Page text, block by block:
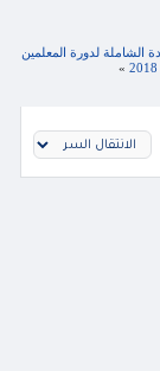
الشاملة لدورة المعلمين
»